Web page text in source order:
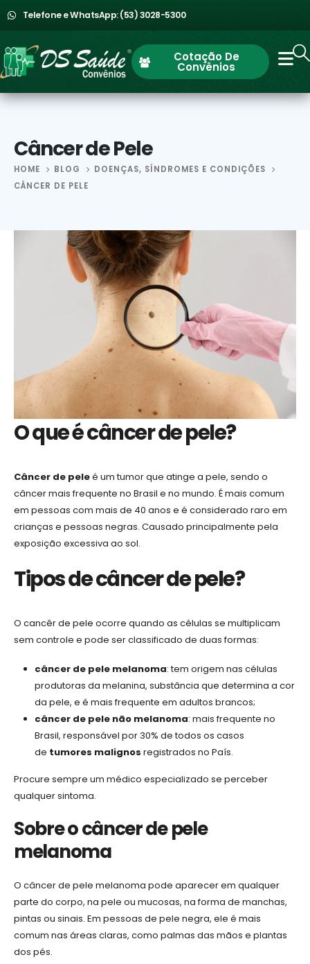
Telefone e WhatsApp: (53) 3028-5300
Cotação De
Convênios
Câncer de Pele
HOME BLOG
DOENÇAS, SÍNDROMES E CONDIÇÕES
CÂNCER DE PELE
O que é câncer de pele?
Câncer de peleé um tumor que atinge a pele, sendo o
câncer mais frequente no Brasil e no mundo. É mais comum
em pessoas com mais de 40 anos e é considerado raro em
crianças e pessoas negras. Causado principalmente pela
exposição excessiva ao sol.
Tipos de câncer de pele?
O cancêr de pele ocorre quando as células se multiplicam
sem controle e pode ser classificado de duas formas:
câncer de pele melanoma: tem origem nas células
produtoras da melanina, substância que determina a cor
da pele, e é mais frequente em adultos brancos;
câncer de pele não melanoma: mais frequente no
Brasil, responsável por 30% de todos os casos
de tumores malignos registrados no País.
Procure sempre um médico especializado se perceber
qualquer sintoma.
Sobre o câncer de pele
melanoma
O câncer de pele melanoma pode aparecer em qualquer
parte do corpo, na pele ou mucosas, na forma de manchas,
pintas ou sinais. Em pessoas de pele negra, ele é mais
comum nas áreas claras, como palmas das mãos e plantas
dos pés.